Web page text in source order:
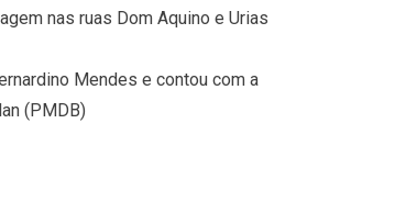
nas ruas Dom Aquino e Urias
Mendes e contou com a
(PMDB)